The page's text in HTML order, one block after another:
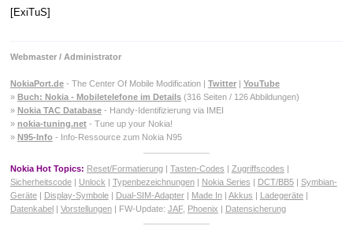
[ExiTuS]
Webmaster / Administrator
NokiaPort.de- The Center Of Mobile Modification | Twitter| YouTube
» Buch: Nokia - Mobiletelefone im Details(316 Seiten / 126 Abbildungen)
» Nokia TAC Database- Handy-Identifizierung via IMEI
» nokia-tuning.net- Tune up your Nokia!
» N95-Info - Info-Ressource zum Nokia N95
Nokia Hot Topics: Reset/Formatierung| Tasten-Codes | Zugriffscodes |
Sicherheitscode| Unlock | Typenbezeichnungen| Nokia Series | DCT/BB5| Symbian-
Geräte| Display-Symbole| Dual-SIM-Adapter| Made In| Akkus | Ladegeräte|
Datenkabel| Vorstellungen| FW-Update: JAF, Phoenix | Datensicherung